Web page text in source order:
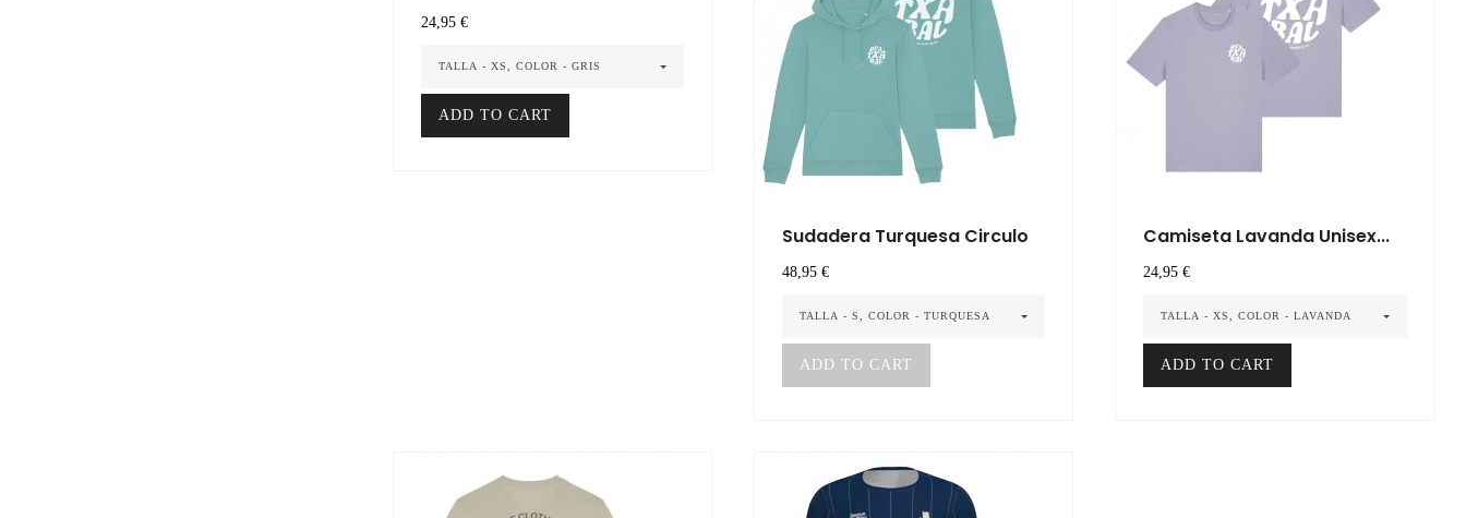
Precio
24,95 €
TALLA - XS, COLOR - GRIS
ADD TO CART
Sudadera Turquesa Circulo
Precio
48,95 €
TALLA - S, COLOR - TURQUESA
ADD TO CART
Camiseta Lavanda Unisex...
Precio
24,95 €
TALLA - XS, COLOR - LAVANDA
ADD TO CART